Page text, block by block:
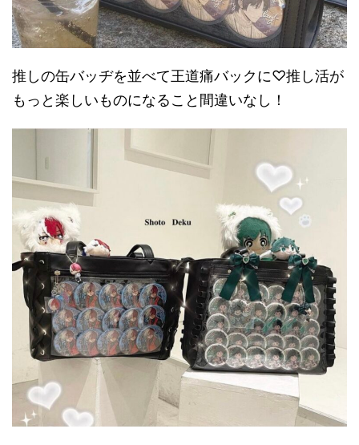
推しの缶バッヂを並べて王道痛バックに♡推し活が
もっと楽しいものになること間違いなし！